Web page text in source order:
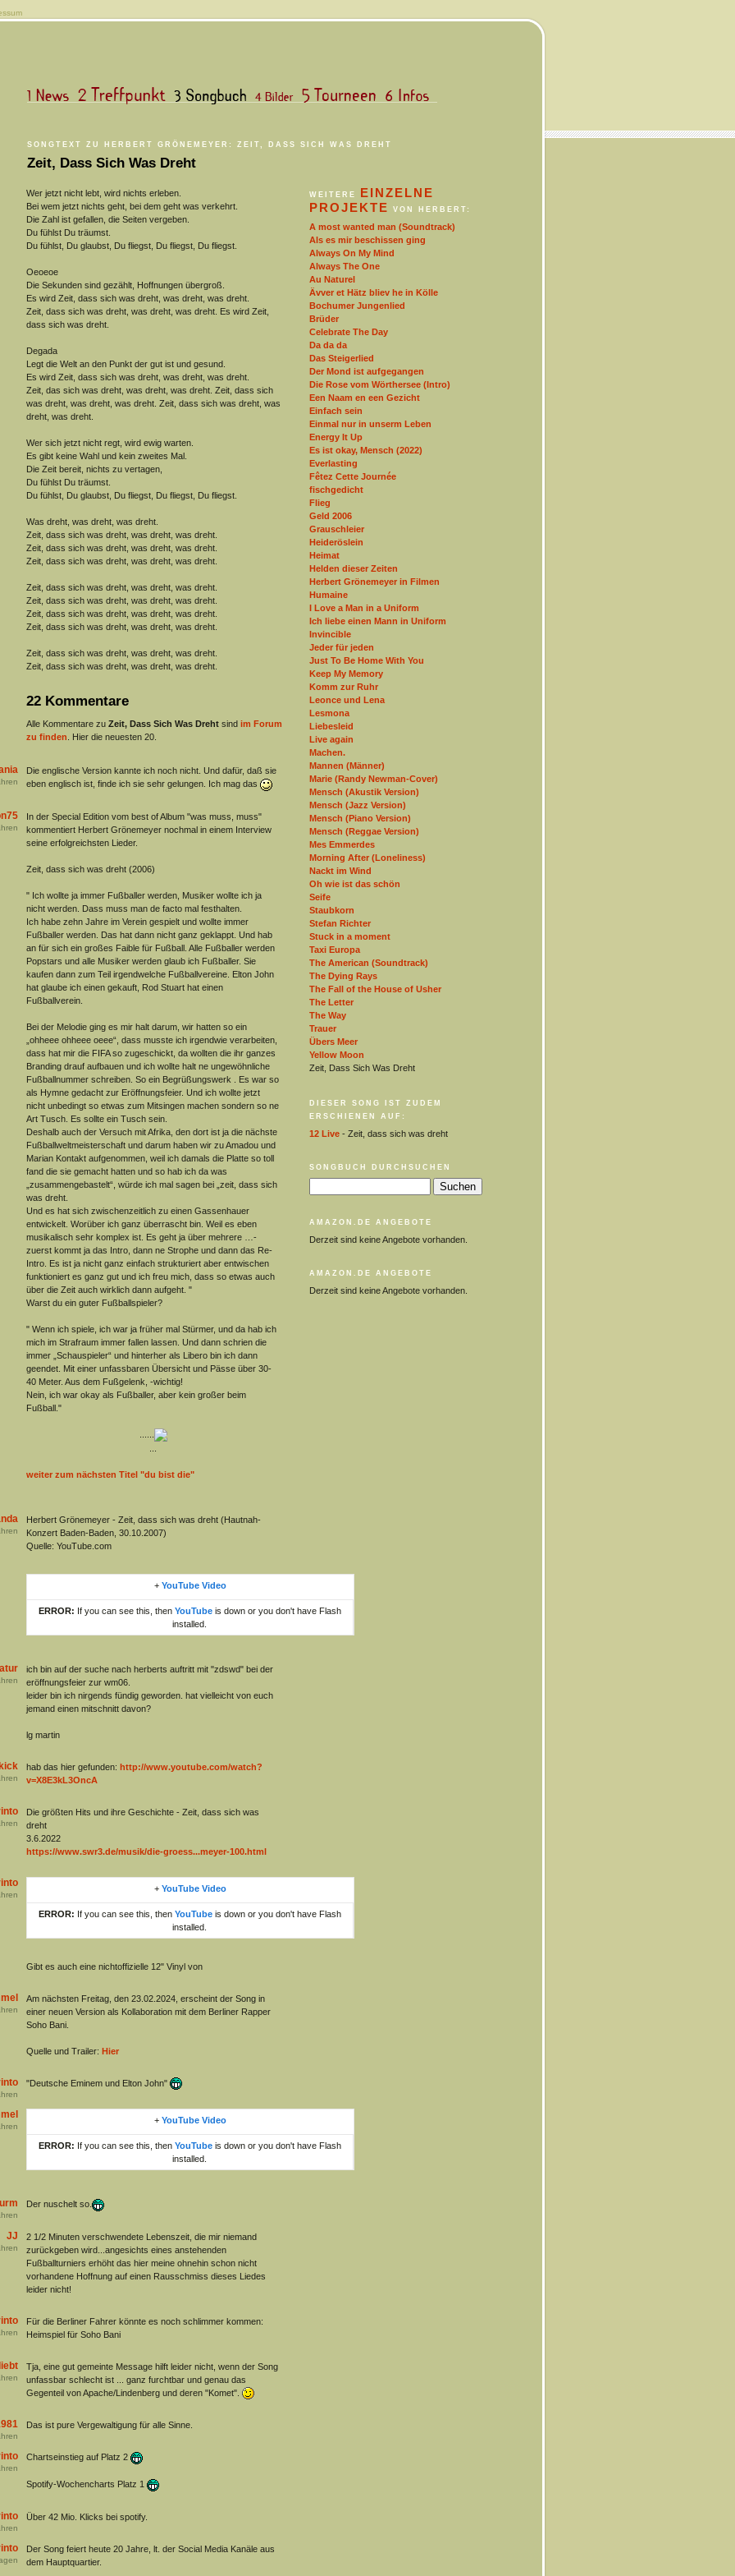
SONGTEXT ZU HERBERT GRÖNEMEYER: ZEIT, DASS SICH WAS DREHT
Zeit, Dass Sich Was Dreht
Wer jetzt nicht lebt, wird nichts erleben.
Bei wem jetzt nichts geht, bei dem geht was verkehrt.
Die Zahl ist gefallen, die Seiten vergeben.
Du fühlst Du träumst.
Du fühlst, Du glaubst, Du fliegst, Du fliegst, Du fliegst.
Oeoeoe
Die Sekunden sind gezählt, Hoffnungen übergroß.
Es wird Zeit, dass sich was dreht, was dreht, was dreht.
Zeit, dass sich was dreht, was dreht, was dreht. Es wird Zeit,
dass sich was dreht.
Degada
Legt die Welt an den Punkt der gut ist und gesund.
Es wird Zeit, dass sich was dreht, was dreht, was dreht.
Zeit, das sich was dreht, was dreht, was dreht. Zeit, dass sich
was dreht, was dreht, was dreht. Zeit, dass sich was dreht, was
dreht, was dreht.
Wer sich jetzt nicht regt, wird ewig warten.
Es gibt keine Wahl und kein zweites Mal.
Die Zeit bereit, nichts zu vertagen,
Du fühlst Du träumst.
Du fühlst, Du glaubst, Du fliegst, Du fliegst, Du fliegst.
Was dreht, was dreht, was dreht.
Zeit, dass sich was dreht, was dreht, was dreht.
Zeit, dass sich was dreht, was dreht, was dreht.
Zeit, dass sich was dreht, was dreht, was dreht.
Zeit, dass sich was dreht, was dreht, was dreht.
Zeit, dass sich was dreht, was dreht, was dreht.
Zeit, dass sich was dreht, was dreht, was dreht.
Zeit, dass sich was dreht, was dreht, was dreht.
Zeit, dass sich was dreht, was dreht, was dreht.
Zeit, dass sich was dreht, was dreht, was dreht.
22 Kommentare
Alle Kommentare zu Zeit, Dass Sich Was Drehtsind im Forum
zu finden . Hier die neuesten 20.
Die englische Version kannte ich noch nicht. Und dafür, daß sie
eben englisch ist, finde ich sie sehr gelungen. Ich mag das
In der Special Edition vom best of Album "was muss, muss"
kommentiert Herbert Grönemeyer nochmal in einem Interview
seine erfolgreichsten Lieder.
Zeit, dass sich was dreht (2006)
" Ich wollte ja immer Fußballer werden, Musiker wollte ich ja
nicht werden. Dass muss man de facto mal festhalten.
Ich habe zehn Jahre im Verein gespielt und wollte immer
Fußballer werden. Das hat dann nicht ganz geklappt. Und hab
an für sich ein großes Faible für Fußball. Alle Fußballer werden
Popstars und alle Musiker werden glaub ich Fußballer. Sie
kaufen dann zum Teil irgendwelche Fußballvereine. Elton John
hat glaube ich einen gekauft, Rod Stuart hat einen
Fußballverein.
Bei der Melodie ging es mir halt darum, wir hatten so ein
„ohheee ohheee oeee“, dass musste ich irgendwie verarbeiten,
dass hat mir die FIFA so zugeschickt, da wollten die ihr ganzes
Branding drauf aufbauen und ich wollte halt ne ungewöhnliche
Fußballnummer schreiben. So ein Begrüßungswerk . Es war so
als Hymne gedacht zur Eröffnungsfeier. Und ich wollte jetzt
nicht unbedingt so etwas zum Mitsingen machen sondern so ne
Art Tusch. Es sollte ein Tusch sein.
Deshalb auch der Versuch mit Afrika, den dort ist ja die nächste
Fußballweltmeisterschaft und darum haben wir zu Amadou und
Marian Kontakt aufgenommen, weil ich damals die Platte so toll
fand die sie gemacht hatten und so hab ich da was
„zusammengebastelt“, würde ich mal sagen bei „zeit, dass sich
was dreht.
Und es hat sich zwischenzeitlich zu einen Gassenhauer
entwickelt. Worüber ich ganz überrascht bin. Weil es eben
musikalisch sehr komplex ist. Es geht ja über mehrere …-
zuerst kommt ja das Intro, dann ne Strophe und dann das Re-
Intro. Es ist ja nicht ganz einfach strukturiert aber entwischen
funktioniert es ganz gut und ich freu mich, dass so etwas auch
über die Zeit auch wirklich dann aufgeht. "
Warst du ein guter Fußballspieler?
" Wenn ich spiele, ich war ja früher mal Stürmer, und da hab ich
mich im Strafraum immer fallen lassen. Und dann schrien die
immer „Schauspieler“ und hinterher als Libero bin ich dann
geendet. Mit einer unfassbaren Übersicht und Pässe über 30-
40 Meter. Aus dem Fußgelenk, -wichtig!
Nein, ich war okay als Fußballer, aber kein großer beim
Fußball."
weiter zum nächsten Titel "du bist die"
Herbert Grönemeyer - Zeit, dass sich was dreht (Hautnah-
Konzert Baden-Baden, 30.10.2007)
Quelle: YouTube.com
+ YouTube Video
ERROR: If you can see this, then YouTubeis down or you don't have Flash
installed.
ich bin auf der suche nach herberts auftritt mit "zdswd" bei der
eröffnungsfeier zur wm06.
leider bin ich nirgends fündig geworden. hat vielleicht von euch
jemand einen mitschnitt davon?
lg martin
hab das hier gefunden: http://www.youtube.com/watch?
v=X8E3kL3OncA
Die größten Hits und ihre Geschichte - Zeit, dass sich was
dreht
3.6.2022
https://www.swr3.de/musik/die-groess...meyer-100.html
+ YouTube Video
ERROR: If you can see this, then YouTubeis down or you don't have Flash
installed.
Gibt es auch eine nichtoffizielle 12" Vinyl von
Am nächsten Freitag, den 23.02.2024, erscheint der Song in
einer neuen Version als Kollaboration mit dem Berliner Rapper
Soho Bani.
Quelle und Trailer: Hier
"Deutsche Eminem und Elton John"
+ YouTube Video
ERROR: If you can see this, then YouTubeis down or you don't have Flash
installed.
Der nuschelt so.
JJ
2 1/2 Minuten verschwendete Lebenszeit, die mir niemand
zurückgeben wird...angesichts eines anstehenden
Fußballturniers erhöht das hier meine ohnehin schon nicht
vorhandene Hoffnung auf einen Rausschmiss dieses Liedes
leider nicht!
Für die Berliner Fahrer könnte es noch schlimmer kommen:
Heimspiel für Soho Bani
Tja, eine gut gemeinte Message hilft leider nicht, wenn der Song
unfassbar schlecht ist ... ganz furchtbar und genau das
Gegenteil von Apache/Lindenberg und deren "Komet".
Das ist pure Vergewaltigung für alle Sinne.
Chartseinstieg auf Platz 2
Spotify-Wochencharts Platz 1
Über 42 Mio. Klicks bei spotify.
Der Song feiert heute 20 Jahre, lt. der Social Media Kanäle aus
dem Hauptquartier.
WEITERE
EINZELNE
PROJEKTE
VON HERBERT:
A most wanted man (Soundtrack)
Als es mir beschissen ging
Always On My Mind
Always The One
Au Naturel
Ävver et Hätz bliev he in Kölle
Bochumer Jungenlied
Brüder
Celebrate The Day
Da da da
Das Steigerlied
Der Mond ist aufgegangen
Die Rose vom Wörthersee (Intro)
Een Naam en een Gezicht
Einfach sein
Einmal nur in unserm Leben
Energy It Up
Es ist okay, Mensch (2022)
Everlasting
Fêtez Cette Journée
fischgedicht
Flieg
Geld 2006
Grauschleier
Heideröslein
Heimat
Helden dieser Zeiten
Herbert Grönemeyer in Filmen
Humaine
I Love a Man in a Uniform
Ich liebe einen Mann in Uniform
Invincible
Jeder für jeden
Just To Be Home With You
Keep My Memory
Komm zur Ruhr
Leonce und Lena
Lesmona
Liebesleid
Live again
Machen.
Mannen (Männer)
Marie (Randy Newman-Cover)
Mensch (Akustik Version)
Mensch (Jazz Version)
Mensch (Piano Version)
Mensch (Reggae Version)
Mes Emmerdes
Morning After (Loneliness)
Nackt im Wind
Oh wie ist das schön
Seife
Staubkorn
Stefan Richter
Stuck in a moment
Taxi Europa
The American (Soundtrack)
The Dying Rays
The Fall of the House of Usher
The Letter
The Way
Trauer
Übers Meer
Yellow Moon
Zeit, Dass Sich Was Dreht
DIESER SONG IST ZUDEM
ERSCHIENEN AUF:
12 Live- Zeit, dass sich was dreht
SONGBUCH DURCHSUCHEN
AMAZON.DE ANGEBOTE
Derzeit sind keine Angebote vorhanden.
AMAZON.DE ANGEBOTE
Derzeit sind keine Angebote vorhanden.